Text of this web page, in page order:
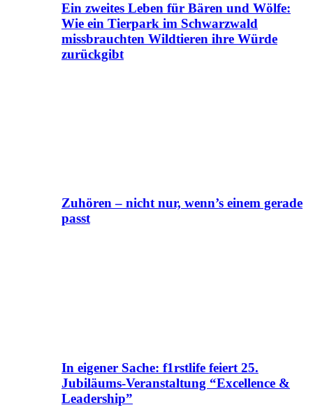
Ein zweites Leben für Bären und Wölfe:
Wie ein Tierpark im Schwarzwald
missbrauchten Wildtieren ihre Würde
zurückgibt
Zuhören – nicht nur, wenn’s einem gerade
passt
In eigener Sache: f1rstlife feiert 25.
Jubiläums-Veranstaltung “Excellence &
Leadership”